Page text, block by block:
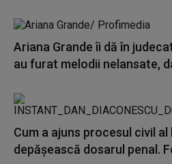
Ariana Grande îi dă în
au furat melodii nelansate,
Cum a ajuns procesul civil al
depășească dosarul penal.